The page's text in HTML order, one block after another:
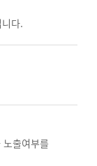
다.
출여부를